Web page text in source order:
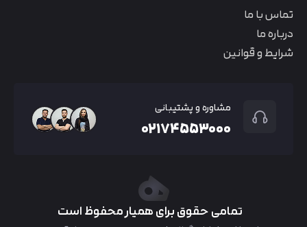
تماس با ما
درباره ما
شرایط و قوانین
مشاوره و پشتیبانی
۰۲۱۷۴۵۵۳۰۰۰
تمامی حقوق برای همیار محفوظ است